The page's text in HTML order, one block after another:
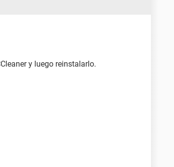
y luego reinstalarlo.